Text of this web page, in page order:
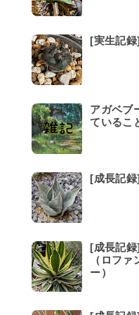
[実生記
アガベブ
ているこ
[成長記
[成長記
（ロフ
ー）